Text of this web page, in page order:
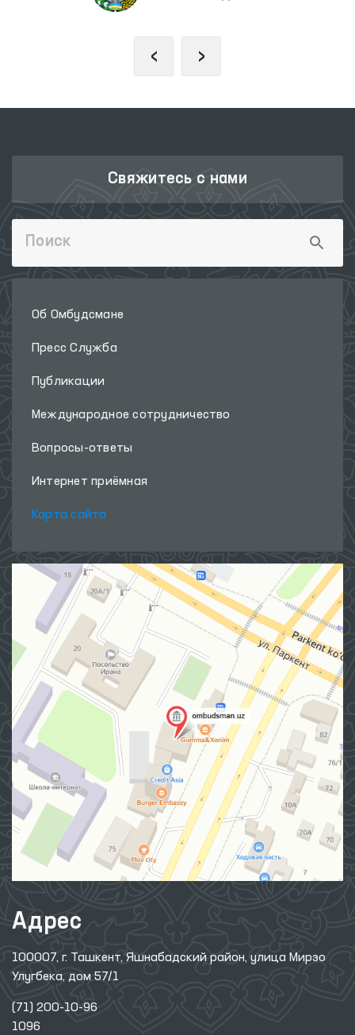
‹ ›
Свяжитесь с нами
Об Омбудсмане
Пресс Служба
Публикации
Международное сотрудничество
Вопросы-ответы
Интернет приёмная
Карта сайта
Адрес
100007, г. Ташкент, Яшнабадский район, улица Мирзо
Улугбека, дом 57/1
(71) 200-10-96
1096